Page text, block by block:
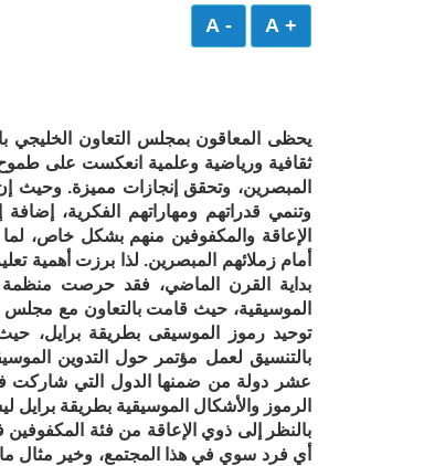
+ A
- A
يحظى المعاقون بمجلس التعاون الخليجي
ثقافية ورياضية وعلمية انعكست على طموح
المبصرين، وتحقق إنجازات مميزة. وحيث
وتنمي قدراتهم ومهاراتهم الفكرية،
الإعاقة والمكفوفين منهم بشكل خاص،
أمام زملائهم المبصرين. لذا برزت أهمية
الموسيقية، حيث قامت بالتعاون مع مجلس
الرموز والأشكال الموسيقية بطريقة برايل
بالنظر إلى ذوي الإعاقة من فئة المكفوفين